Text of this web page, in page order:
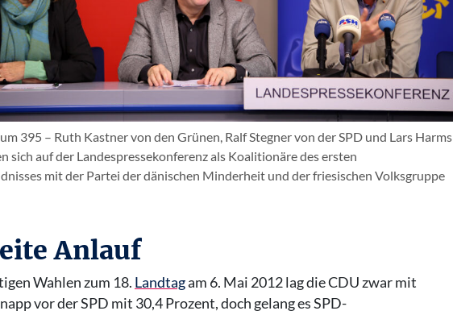
395 – Ruth Kastner von den Grünen, Ralf Stegner von der SPD und Lars Harms
sich auf der Landespressekonferenz als Koalitionäre des ersten
mit der Partei der dänischen Minderheit und der friesischen Volksgruppe
Anlauf
Wahlen zum 18. Landtagam 6. Mai 2012 lag die CDU zwar mit
vor der SPD mit 30,4 Prozent, doch gelang es SPD-